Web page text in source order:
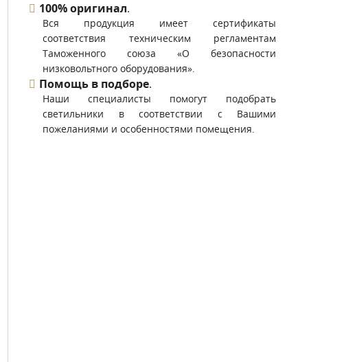
100% оригинал.
Вся продукция имеет сертификаты
соответствия техническим регламентам
Таможенного союза «О безопасности
низковольтного оборудования».
Помощь в подборе.
Наши специалисты помогут подобрать
светильники в соответствии с Вашими
пожеланиями и особенностями помещения.